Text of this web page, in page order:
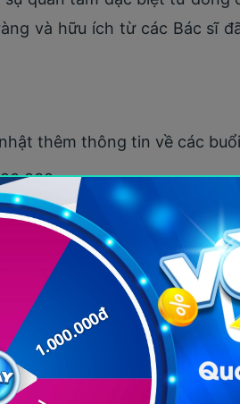
và hữu ích từ các Bác sĩ
thêm thông tin về các
cùng bạn trong hành trình